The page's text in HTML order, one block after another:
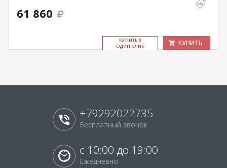
61 860
КУ­ПИТЬ В
ОДИН КЛИК
КУПИТЬ
+79292022735
Бесплатный звонок
с 10:00 до 19:00
Ежедневно